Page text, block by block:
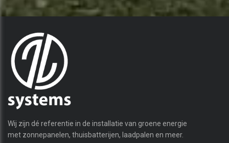
Wij zijn dé referentie in de installatie van groene energie
met zonnepanelen, thuisbatterijen, laadpalen en meer.